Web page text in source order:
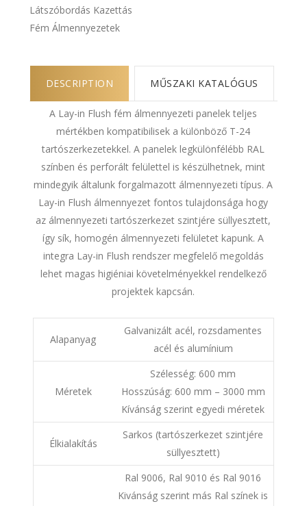
Látszóbordás Kazettás
Fém Álmennyezetek
DESCRIPTION MŰSZAKI KATALÓGUS
A Lay-in Flush fém álmennyezeti panelek teljes
mértékben kompatibilisek a különböző T-24
tartószerkezetekkel. A panelek legkülönfélébb RAL
színben és perforált felülettel is készülhetnek, mint
mindegyik általunk forgalmazott álmennyezeti típus. A
Lay-in Flush álmennyezet fontos tulajdonsága hogy
az álmennyezeti tartószerkezet szintjére süllyesztett,
így sík, homogén álmennyezeti felületet kapunk. A
integra Lay-in Flush rendszer megfelelő megoldás
lehet magas higiéniai követelményekkel rendelkező
projektek kapcsán.
Alapanyag
Galvanizált acél, rozsdamentes
acél és alumínium
Méretek
Szélesség: 600 mm
Hosszúság: 600 mm – 3000 mm
Kívánság szerint egyedi méretek
Élkialakítás
Sarkos (tartószerkezet szintjére
süllyesztett)
Ral 9006, Ral 9010 és Ral 9016
Kivánság szerint más Ral színek is